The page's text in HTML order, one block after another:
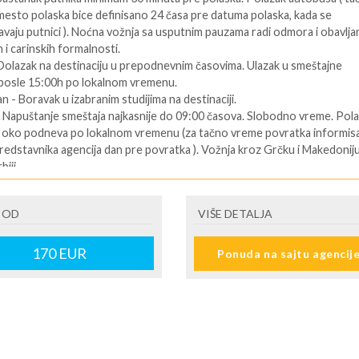
polaska bice definisano 24 časa pre datuma polaska, kada se
putnici ). Noćna vožnja sa usputnim pauzama radi odmora i
i carinskih formalnosti.
na destinaciju u prepodnevnim časovima. Ulazak u smeštajne
15:00h po lokalnom vremenu.
- Boravak u izabranim studijima na destinaciji.
Napuštanje smeštaja najkasnije do 09:00 časova. Slobodno vreme.
oko podneva po lokalnom vremenu (za tačno vreme povratka
agencija dan pre povratka ). Vožnja kroz Grčku i
- Dolazak u Srbiju u ranim jutarnjim časovima.
prevoz:
na destinaciju. Obavezno kontaktirati predstavnika na
se nalazi na vuceru koji se preuzima u agenciji ),kako bi putnik
o smestaju ( broj sobe, spratnost ). Ulaz u smeštajne jedinice,
170EUR
VIŠE DETALJA
Ponuda na sajtu